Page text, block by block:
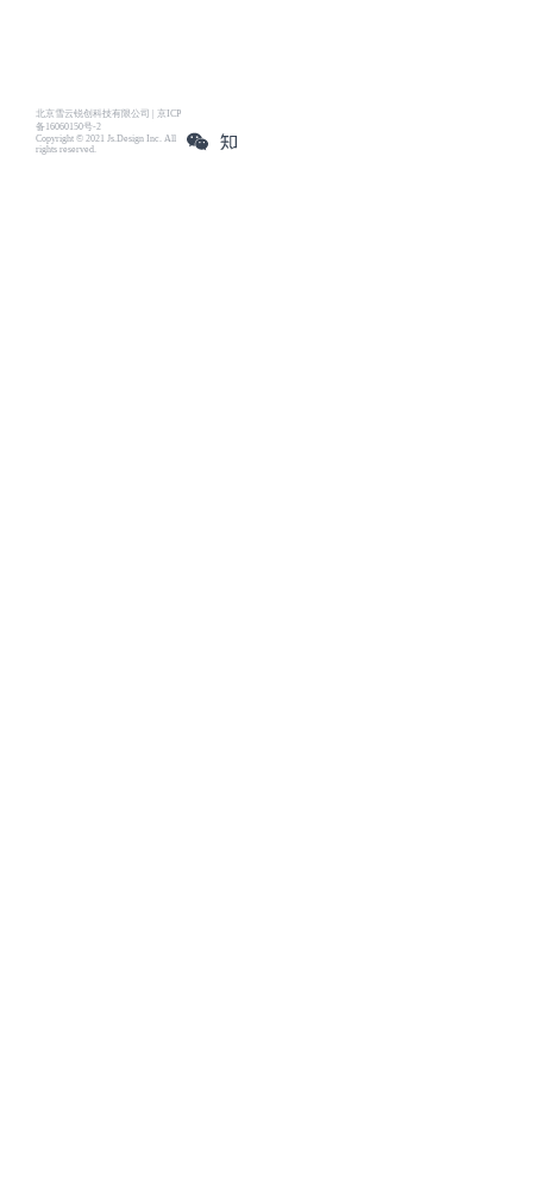
北京雪云锐创科技有限公司 | 京ICP
备16060150号-2
Copyright © 2021 Js.Design Inc. All
rights reserved.